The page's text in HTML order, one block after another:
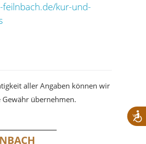
kur-und-
aller Angaben können wir
Gewähr übernehmen.